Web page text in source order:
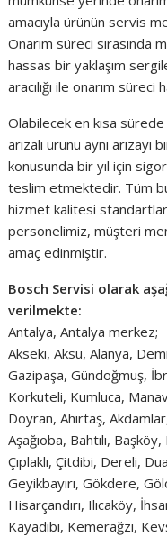
amacıyla ürünün servis
Onarım süreci sırasında
hassas bir yaklaşım
aracılığı ile onarım
Olabilecek en kısa
arızalı ürünü aynı
konusunda bir yıl için
teslim etmektedir. Tüm
hizmet kalitesi
personelimiz, müşteri
amaç edinmiştir.
Bosch Servisi olarak
verilmekte:
Antalya, Antalya merkez;
Akseki, Aksu, Alanya,
Gazipaşa, Gündoğmuş,
Korkuteli, Kumluca,
Doyran, Ahırtaş,
Aşağıoba, Bahtılı, Başköy,
Çıplaklı, Çitdibi, Dereli,
Geyikbayırı, Gökdere,
Hisarçandırı, Ilıcaköy,
Kayadibi, Kemerağzı,